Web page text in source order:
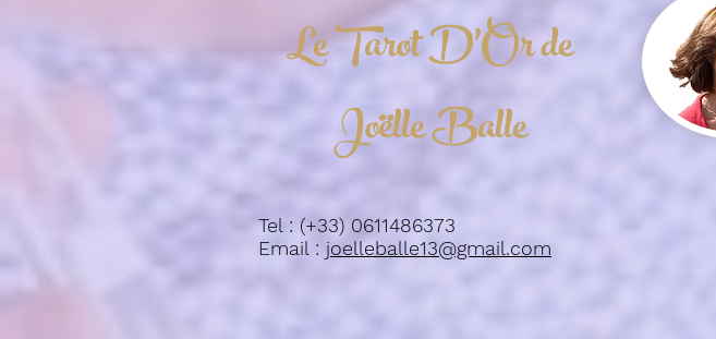
Le Tarot D'Or de
Joëlle Balle
Tel : (+33) 0611486373
Email : joelleballe13@gmail.com